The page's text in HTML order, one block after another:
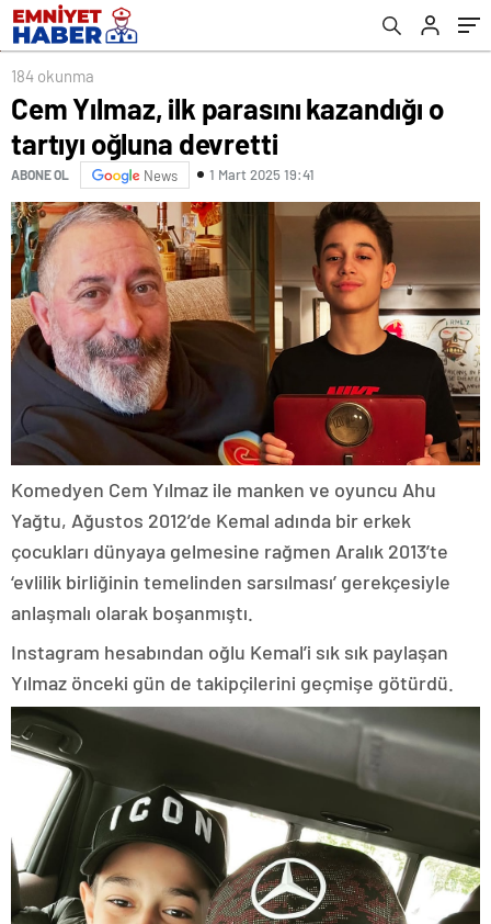
184 okunma
Cem Yılmaz, ilk parasını kazandığı o
tartıyı oğluna devretti
ABONE OL News 1 Mart 2025 19:41
Komedyen Cem Yılmaz ile manken ve oyuncu Ahu
Yağtu, Ağustos 2012’de Kemal adında bir erkek
çocukları dünyaya gelmesine rağmen Aralık 2013’te
‘evlilik birliğinin temelinden sarsılması’ gerekçesiyle
anlaşmalı olarak boşanmıştı.
Instagram hesabından oğlu Kemal’i sık sık paylaşan
Yılmaz önceki gün de takipçilerini geçmişe götürdü.